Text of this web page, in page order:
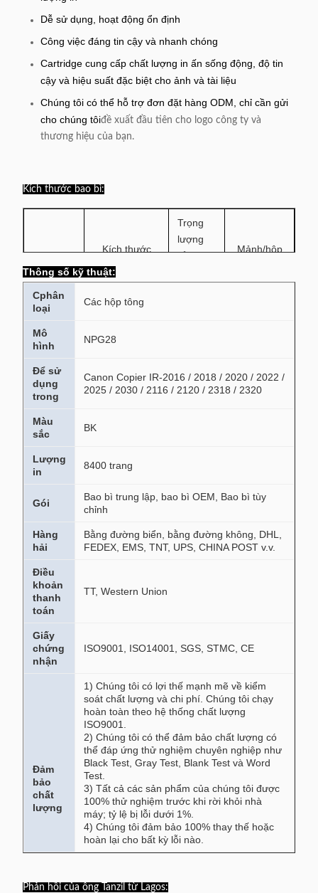
Dễ sử dụng, hoạt động ổn định
Công việc đáng tin cậy và nhanh chóng
Cartridge cung cấp chất lượng in ấn sống động, độ tin
cậy và hiệu suất đặc biệt cho ảnh và tài liệu
Chúng tôi có thể hỗ trợ đơn đặt hàng ODM, chỉ cần gửi
cho chúng tôiđề xuất đầu tiên cho logo công ty và
thương hiệu của bạn.
Kích thước bao bì:
Kích thước
hộp chính
Trọng
lượng
tổng/
Thẻ:
Mảnh/hộp
Thông số kỹ thuật:
Cphân
loại
Các hộp tông
Mô
hình
NPG28
Để sử
dụng
trong
Canon Copier IR-2016 / 2018 / 2020 / 2022 /
2025 / 2030 / 2116 / 2120 / 2318 / 2320
Màu
sắc
BK
Lượng
in
8400 trang
Gói
Bao bì trung lập, bao bì OEM, Bao bì tùy
chỉnh
Hàng
hải
Bằng đường biển, bằng đường không, DHL,
FEDEX, EMS, TNT, UPS, CHINA POST v.v.
Điều
khoản
thanh
toán
TT, Western Union
Giấy
chứng
nhận
ISO9001, ISO14001, SGS, STMC, CE
Đảm
bảo
chất
lượng
1) Chúng tôi có lợi thế mạnh mẽ về kiểm
soát chất lượng và chi phí. Chúng tôi chạy
hoàn toàn theo hệ thống chất lượng
ISO9001.
2) Chúng tôi có thể đảm bảo chất lượng có
thể đáp ứng thử nghiệm chuyên nghiệp như
Black Test, Gray Test, Blank Test và Word
Test.
3) Tất cả các sản phẩm của chúng tôi được
100% thử nghiệm trước khi rời khỏi nhà
máy; tỷ lệ bị lỗi dưới 1%.
4) Chúng tôi đảm bảo 100% thay thế hoặc
hoàn lại cho bất kỳ lỗi nào.
Phản hồi của ông Tanzil từ Lagos: